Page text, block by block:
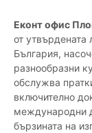
Еконт офис
от утвърдената
България,
разнообразни
обслужва
включително
международни
бързината на